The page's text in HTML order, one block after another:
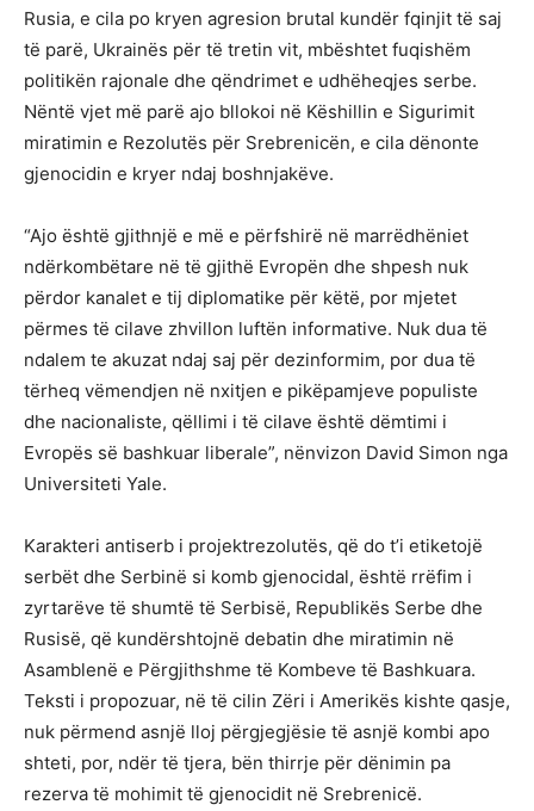
Rusia, e cila po kryen agresion brutal kundër fqinjit të saj
të parë, Ukrainës për të tretin vit, mbështet fuqishëm
politikën rajonale dhe qëndrimet e udhëheqjes serbe.
Nëntë vjet më parë ajo bllokoi në Këshillin e Sigurimit
miratimin e Rezolutës për Srebrenicën, e cila dënonte
gjenocidin e kryer ndaj boshnjakëve.
“Ajo është gjithnjë e më e përfshirë në marrëdhëniet
ndërkombëtare në të gjithë Evropën dhe shpesh nuk
përdor kanalet e tij diplomatike për këtë, por mjetet
përmes të cilave zhvillon luftën informative. Nuk dua të
ndalem te akuzat ndaj saj për dezinformim, por dua të
tërheq vëmendjen në nxitjen e pikëpamjeve populiste
dhe nacionaliste, qëllimi i të cilave është dëmtimi i
Evropës së bashkuar liberale”, nënvizon David Simon nga
Universiteti Yale.
Karakteri antiserb i projektrezolutës, që do t’i etiketojë
serbët dhe Serbinë si komb gjenocidal, është rrëfim i
zyrtarëve të shumtë të Serbisë, Republikës Serbe dhe
Rusisë, që kundërshtojnë debatin dhe miratimin në
Asamblenë e Përgjithshme të Kombeve të Bashkuara.
Teksti i propozuar, në të cilin Zëri i Amerikës kishte qasje,
nuk përmend asnjë lloj përgjegjësie të asnjë kombi apo
shteti, por, ndër të tjera, bën thirrje për dënimin pa
rezerva të mohimit të gjenocidit në Srebrenicë.